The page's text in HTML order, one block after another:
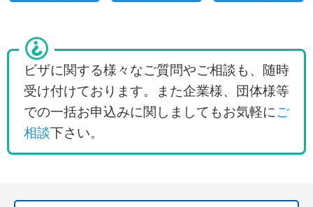
ビザに関する様々なご質問やご相談も、随時
受け付けております。また企業様、団体様等
での一括お申込みに関しましてもお気軽にご
相談下さい。